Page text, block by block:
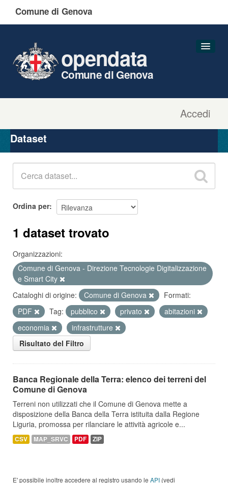
Comune di Genova
Accedi
opendata
Comune di Genova
Organizzazioni
Gruppi
Dataset
Ordina per
1 dataset trovato
Organizzazioni:
Comune di Genova - Direzione Tecnologie Digitalizzazione
e Smart City
Cataloghi di origine:
Comune di Genova
Formati:
PDF
Tag: pubblico privato
abitazioni
economia
infrastrutture
Risultato del Filtro
Banca Regionale della Terra: elenco dei terreni del
Comune di Genova
Terreni non utilizzati che il Comune di Genova mette a
disposizione della Banca della Terra istituita dalla Regione
Liguria, promossa per rilanciare le attività agricole e...
CSV MAP_SRVC PDF ZIP
E' possibile inoltre accedere al registro usando le API (vedi